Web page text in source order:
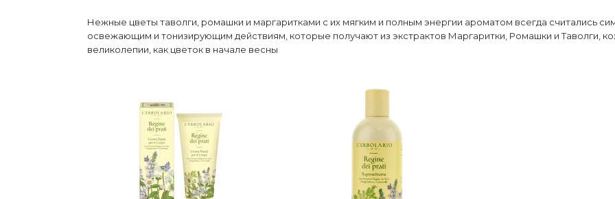
Нежные цветы таволги, ромашки и маргаритками с их мягким и полным энергии ароматом всегда считались
освежающим и тонизирующим действиям, которые получают из экстрактов Маргаритки, Ромашки и Таволги,
великолепии, как цветок в начале весны